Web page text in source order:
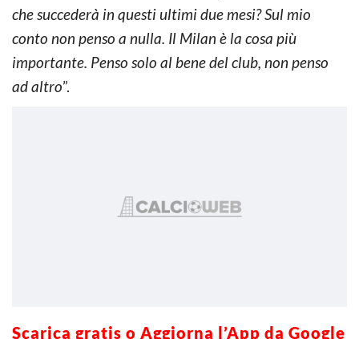
che succederà in questi ultimi due mesi? Sul mio
conto non penso a nulla. Il Milan è la cosa più
importante. Penso solo al bene del club, non penso
ad altro”.
Scarica gratis o Aggiorna l’App da Google